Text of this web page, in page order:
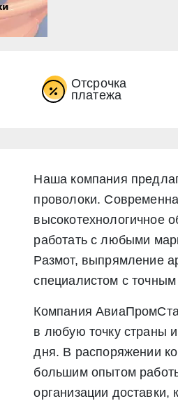
Отсрочка
платежа
Наша компания
проволоки.
высокотехнологичное
работать с любыми
Размот, выпрямление
специалистом с
Компания
в любую точку страны
дня. В распоряжении
большим опытом
организации доставки,
Заявка